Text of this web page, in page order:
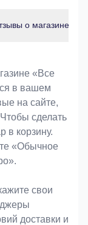
о магазине
«Bce
в вашем
на сайте,
сделать
в корзину.
«Обычное
свои
доставки и